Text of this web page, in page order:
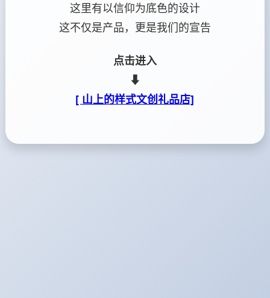
这里有以信仰为底色的设计
这不仅是产品，更是我们的宣告
点击进入
⬇
[ 山上的样式文创礼品店]